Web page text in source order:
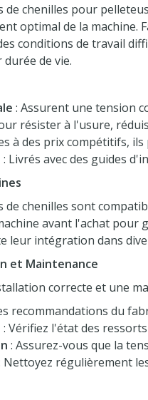
de chenilles pour
optimal de la machine.
conditions de travail
de vie.
: Assurent une tension
résister à l'usure,
à des prix compétitifs,
: Livrés avec des guides
chenilles sont
avant l'achat
leur intégration dans
et Maintenance
correcte et une
recommandations du
: Vérifiez l'état des
: Assurez-vous que la
Nettoyez régulièrement